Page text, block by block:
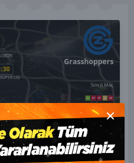
Maç Tahmini 08
Close